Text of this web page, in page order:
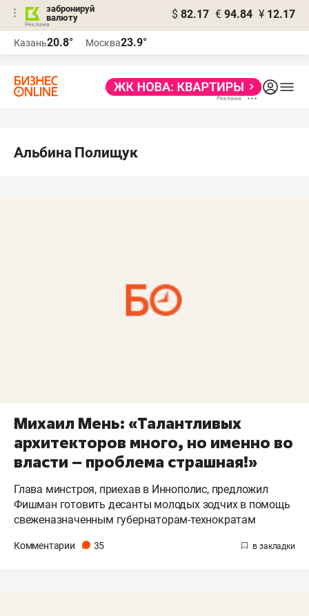
забронируй
валюту
$ 82.17 € 94.84 ¥ 12.17
Казань20.8° Москва23.9°
Альбина Полищук
Михаил Мень: «Талантливых
архитекторов много, но именно во
власти – проблема страшная!»
Глава минстроя, приехав в Иннополис, предложил
Фишман готовить десанты молодых зодчих в помощь
свеженазначенным губернаторам-технократам
Комментарии 35